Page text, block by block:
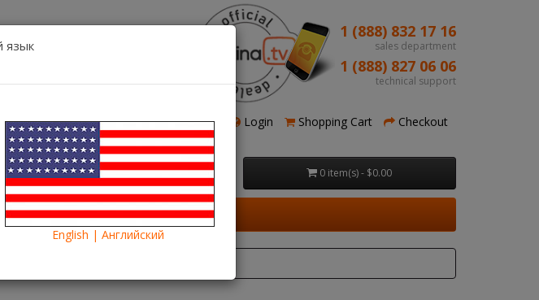
1 (888) 832 17 16
sales department
1 (888) 827 06 06
technical support
Contact us Register Login Shopping Cart Checkout
Lang: 0 item(s) - $0.00
язык
English | Английский